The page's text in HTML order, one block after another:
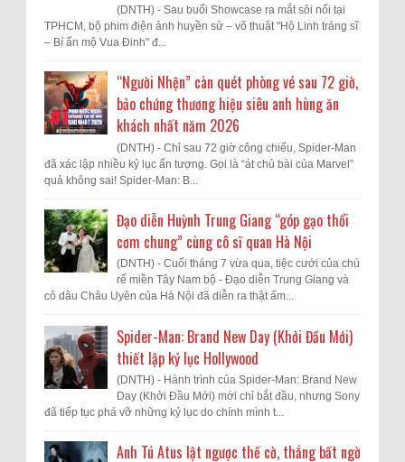
(DNTH) - Sau buổi Showcase ra mắt sôi nổi tại
TPHCM, bộ phim điện ảnh huyền sử – võ thuật "Hộ Linh tráng sĩ
– Bí ẩn mộ Vua Đinh" đ...
“Người Nhện” càn quét phòng vé sau 72 giờ,
bảo chứng thương hiệu siêu anh hùng ăn
khách nhất năm 2026
(DNTH) - Chỉ sau 72 giờ công chiếu, Spider-Man
đã xác lập nhiều kỷ lục ấn tượng. Gọi là “át chủ bài của Marvel”
quả không sai! Spider-Man: B...
Đạo diễn Huỳnh Trung Giang “góp gạo thổi
cơm chung” cùng cô sĩ quan Hà Nội
(DNTH) - Cuối tháng 7 vừa qua, tiệc cưới của chú
rể miền Tây Nam bộ - Đạo diễn Trung Giang và
cô dâu Châu Uyên của Hà Nội đã diễn ra thật ấm...
Spider-Man: Brand New Day (Khởi Đầu Mới)
thiết lập kỷ lục Hollywood
(DNTH) - Hành trình của Spider-Man: Brand New
Day (Khởi Đầu Mới) mới chỉ bắt đầu, nhưng Sony
đã tiếp tục phá vỡ những kỷ lục do chính mình t...
Anh Tú Atus lật ngược thế cờ, thắng bất ngờ